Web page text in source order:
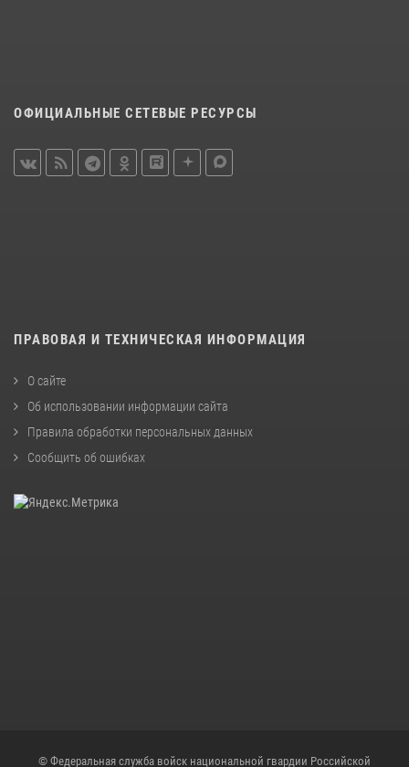
ОФИЦИАЛЬНЫЕ СЕТЕВЫЕ РЕСУРСЫ
ПРАВОВАЯ И ТЕХНИЧЕСКАЯ ИНФОРМАЦИЯ
О сайте
Об использовании информации сайта
Правила обработки персональных данных
Сообщить об ошибках
© Федеральная служба войск национальной гвардии Российской